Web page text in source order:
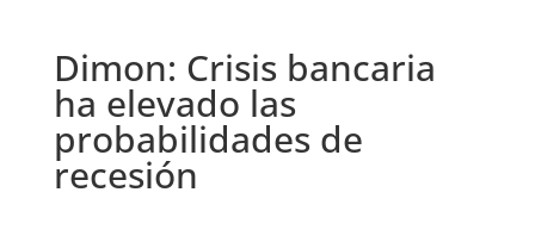
Dimon: Crisis bancaria
ha elevado las
probabilidades de
recesión